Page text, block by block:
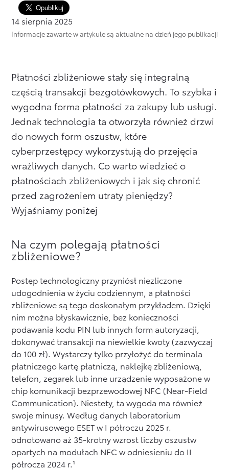
Bezpieczeństwo
Często zadawane pytania
Formularz kontaktowy
Zobacz wszystkie
14 sierpnia 2025
Informacje zawarte w artykule są aktualne na dzień jego publikacji
Płatności zbliżeniowe stały się integralną
częścią transakcji bezgotówkowych. To szybka i
wygodna forma płatności za zakupy lub usługi.
Jednak technologia ta otworzyła również drzwi
do nowych form oszustw, które
cyberprzestępcy wykorzystują do przejęcia
wrażliwych danych. Co warto wiedzieć o
płatnościach zbliżeniowych i jak się chronić
przed zagrożeniem utraty pieniędzy?
Wyjaśniamy poniżej
Na czym polegają płatności
zbliżeniowe?
Postęp technologiczny przyniósł niezliczone
udogodnienia w życiu codziennym, a płatności
zbliżeniowe są tego doskonałym przykładem. Dzięki
nim można błyskawicznie, bez konieczności
podawania kodu PIN lub innych form autoryzacji,
dokonywać transakcji na niewielkie kwoty (zazwyczaj
do 100 zł). Wystarczy tylko przyłożyć do terminala
płatniczego kartę płatniczą, naklejkę zbliżeniową,
telefon, zegarek lub inne urządzenie wyposażone w
chip komunikacji bezprzewodowej NFC (Near-Field
Communication). Niestety, ta wygoda ma również
swoje minusy. Według danych laboratorium
antywirusowego ESET w I półroczu 2025 r.
odnotowano aż 35-krotny wzrost liczby oszustw
opartych na modułach NFC w odniesieniu do II
półrocza 2024 r.¹